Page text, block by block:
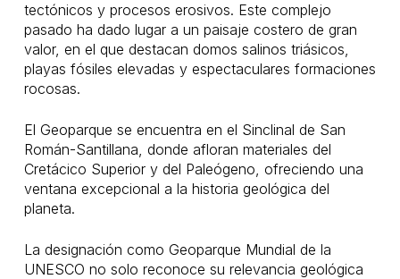
tectónicos y procesos erosivos. Este complejo
pasado ha dado lugar a un paisaje costero de gran
valor, en el que destacan domos salinos triásicos,
playas fósiles elevadas y espectaculares formaciones
rocosas.
El Geoparque se encuentra en el Sinclinal de San
Román-Santillana, donde afloran materiales del
Cretácico Superior y del Paleógeno, ofreciendo una
ventana excepcional a la historia geológica del
planeta.
La designación como Geoparque Mundial de la
UNESCO no solo reconoce su relevancia geológica